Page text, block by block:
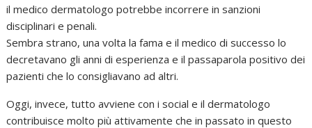
il medico dermatologo potrebbe incorrere in sanzioni
disciplinari e penali.
Sembra strano, una volta la fama e il medico di successo lo
decretavano gli anni di esperienza e il passaparola positivo dei
pazienti che lo consigliavano ad altri.
Oggi, invece, tutto avviene con i social e il dermatologo
contribuisce molto più attivamente che in passato in questo